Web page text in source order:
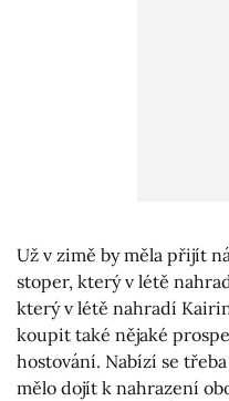
Už v zimě by měla přijít
stoper, který v létě
který v létě nahradí
koupit také nějaké
hostování. Nabízí se
mělo dojít k nahrazení